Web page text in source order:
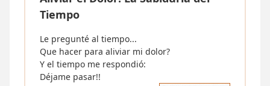
Tiempo
Le pregunté al tiempo...
Que hacer para aliviar mi dolor?
Y el tiempo me respondió:
Déjame pasar!!